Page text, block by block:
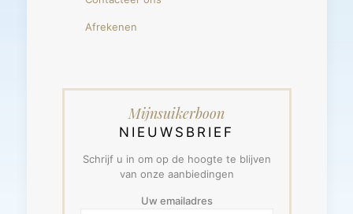
Afrekenen
Mijnsuikerboon
NIEUWSBRIEF
Schrijf u in om op de hoogte te blijven
van onze aanbiedingen
Uw emailadres